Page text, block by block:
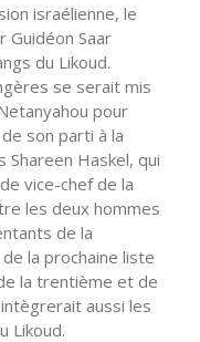
israélienne, le
Guidéon Saar
du Likoud.
se serait mis
pour
son parti à la
Haskel, qui
vice-chef de la
les deux hommes
de la
la prochaine liste
la trentième et de
aussi les
Likoud.